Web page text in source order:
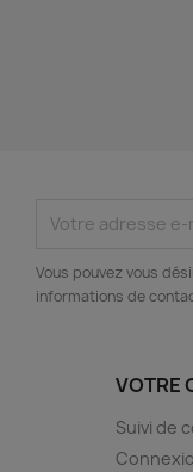
Vous pouvez vous
informations de
VOTRE
Suivi de